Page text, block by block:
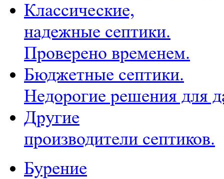
Классические,
надежные септики.
Проверено временем.
Бюджетные септики.
Недорогие решения для
Другие
производители септиков.
Бурение